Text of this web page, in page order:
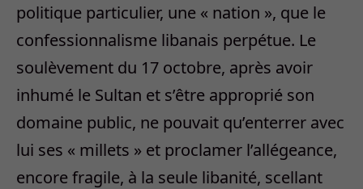
politique particulier, une « nation », que le
confessionnalisme libanais perpétue. Le
soulèvement du 17 octobre, après avoir
inhumé le Sultan et s’être approprié son
domaine public, ne pouvait qu’enterrer avec
lui ses « millets » et proclamer l’allégeance,
encore fragile, à la seule libanité, scellant